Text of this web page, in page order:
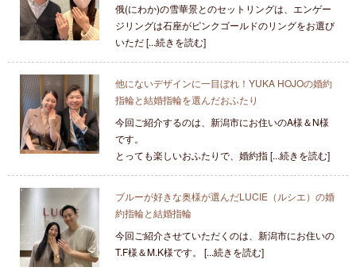
俄(にわか)の雪華景とのセットリングは、エンゲー
ジリングは石座がピンクゴールドのリングをお選び
いただ [...続きを読む]
他にないデザインに一目ぼれ！YUKA HOJOの婚約
指輪と結婚指輪を選んだおふたり
今回ご紹介するのは、新潟市にお住いのA様＆N様
です。
とっても楽しいおふたりで、婚約指 [...続きを読む]
ブルーが好きな奥様が選んだLUCIE（ルシエ）の婚
約指輪と結婚指輪
今回ご紹介させていただくのは、新潟市にお住いの
T.F様＆M.K様です。 [...続きを読む]